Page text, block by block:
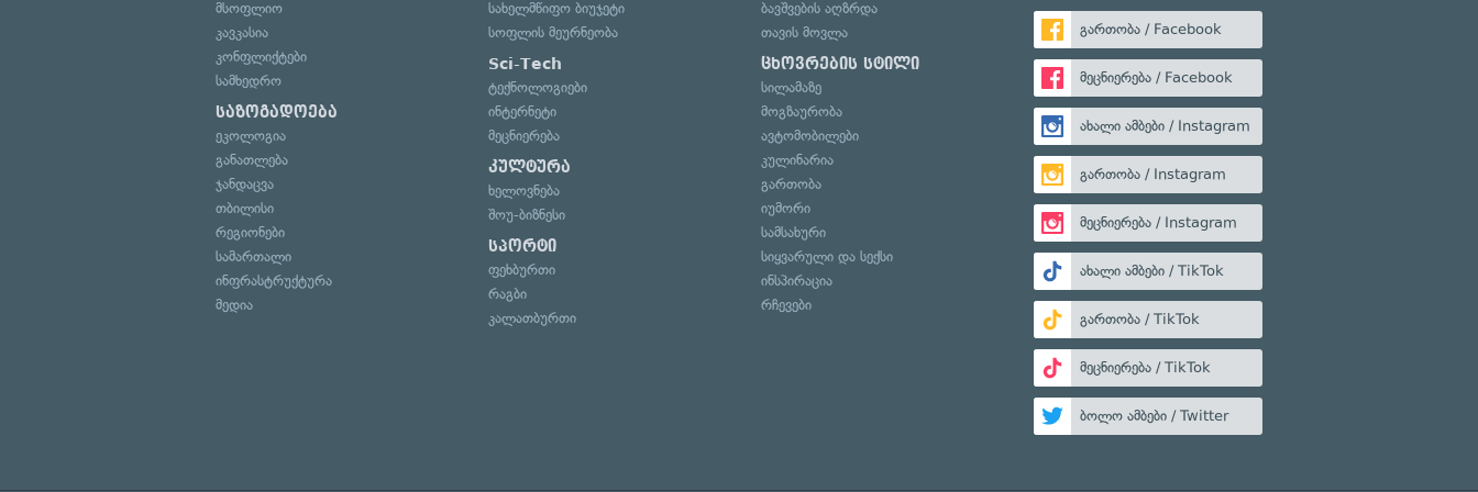
მსოფლიო
კავკასია
კონფლიქტები
სამხედრო
საზოგადოება
ეკოლოგია
განათლება
ჯანდაცვა
თბილისი
რეგიონები
სამართალი
ინფრასტრუქტურა
მედია
სახელმწიფო ბიუჯეტი
სოფლის მეურნეობა
Sci-Tech
ტექნოლოგიები
ინტერნეტი
მეცნიერება
კულტურა
ხელოვნება
შოუ-ბიზნესი
სპორტი
ფეხბურთი
რაგბი
კალათბურთი
ბავშვების აღზრდა
თავის მოვლა
ცხოვრების სტილი
სილამაზე
მოგზაურობა
ავტომობილები
კულინარია
გართობა
იუმორი
სამსახური
სიყვარული და სექსი
ინსპირაცია
რჩევები
გართობა / Facebook
მეცნიერება / Facebook
ახალი ამბები / Instagram
გართობა / Instagram
მეცნიერება / Instagram
ახალი ამბები / TikTok
გართობა / TikTok
მეცნიერება / TikTok
ბოლო ამბები / Twitter